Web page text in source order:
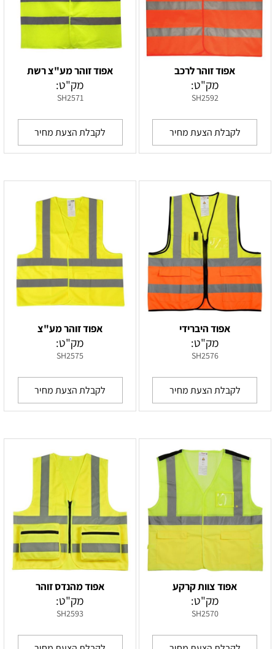
אפוד זוהר לרכב
מק"ט:
SH2592
לקבלת הצעת מחיר
אפוד זוהר מע"צ רשת
מק"ט:
SH2571
לקבלת הצעת מחיר
אפוד היברידי
מק"ט:
SH2576
לקבלת הצעת מחיר
אפוד זוהר מע"צ
מק"ט:
SH2575
לקבלת הצעת מחיר
אפוד צוות קרקע
מק"ט:
SH2570
אפוד מהנדס זוהר
מק"ט:
SH2593